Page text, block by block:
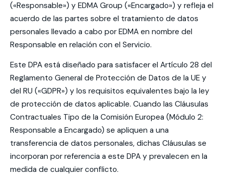
(«Responsable») y EDMA Group («Encargado») y refleja el
acuerdo de las partes sobre el tratamiento de datos
personales llevado a cabo por EDMA en nombre del
Responsable en relación con el Servicio.
Este DPA está diseñado para satisfacer el Artículo 28 del
Reglamento General de Protección de Datos de la UE y
del RU («GDPR») y los requisitos equivalentes bajo la ley
de protección de datos aplicable. Cuando las Cláusulas
Contractuales Tipo de la Comisión Europea (Módulo 2:
Responsable a Encargado) se apliquen a una
transferencia de datos personales, dichas Cláusulas se
incorporan por referencia a este DPA y prevalecen en la
medida de cualquier conflicto.